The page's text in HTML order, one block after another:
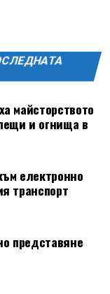
майсторството
и огнища в
електронно
транспорт
представяне